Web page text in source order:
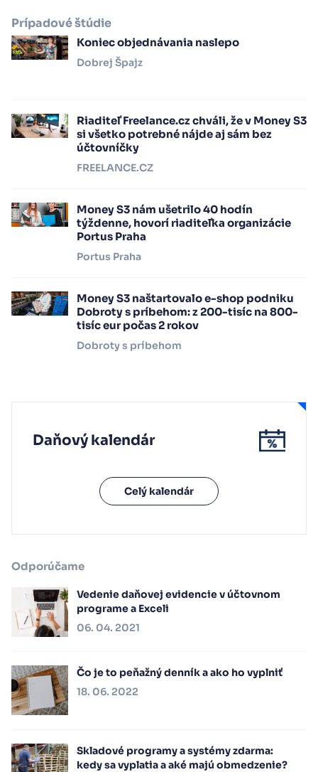
Prípadové štúdie
Koniec objednávania naslepo
Dobrej Špajz
Riaditeľ Freelance.cz chváli, že v Money S3
si všetko potrebné nájde aj sám bez
účtovníčky
FREELANCE.CZ
Money S3 nám ušetrilo 40 hodín
týždenne, hovorí riaditeľka organizácie
Portus Praha
Portus Praha
Money S3 naštartovalo e-shop podniku
Dobroty s príbehom: z 200-tisíc na 800-
tisíc eur počas 2 rokov
Dobroty s príbehom
Daňový kalendár
Celý kalendár
Odporúčame
Vedenie daňovej evidencie v účtovnom
programe a Exceli
06. 04. 2021
Čo je to peňažný denník a ako ho vyplniť
18. 06. 2022
Skladové programy a systémy zdarma:
kedy sa vyplatia a aké majú obmedzenie?